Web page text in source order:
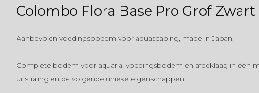
Colombo Flora Base Pro Grof Zwart
Aanbevolen voedingsbodem voor aquascaping, made in Japan.
Complete bodem voor aquaria, voedingsbodem en afdeklaag in één
uitstraling en de volgende unieke eigenschappen: